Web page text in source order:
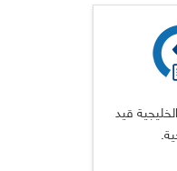
قيد